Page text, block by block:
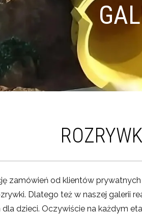
zamówień od klientów
Dlatego też w naszej galerii
dzieci. Oczywiście na każdym